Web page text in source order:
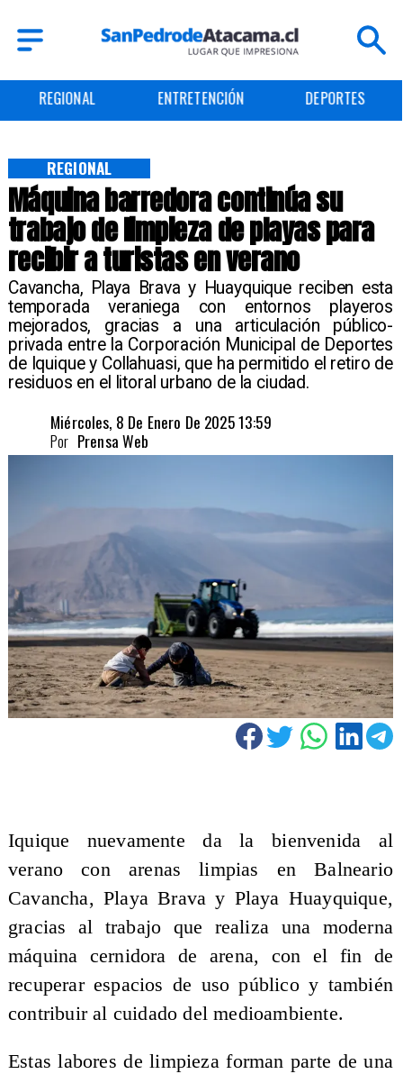
ENTRETENCIÓN DEPORTES CULTURA
Máquina barredora continúa su
trabajo de limpieza de playas para
recibir a turistas en verano
Cavancha, Playa Brava y Huayquique reciben esta
temporada veraniega con entornos playeros
mejorados, gracias a una articulación público-
privada entre la Corporación Municipal de Deportes
de Iquique y Collahuasi, que ha permitido el retiro de
residuos en el litoral urbano de la ciudad. ​
REGIONAL
Miércoles, 8 De Enero De 2025 13:59
Prensa Web
Por
​Iquique nuevamente da la bienvenida al
verano con arenas limpias en Balneario
Cavancha, Playa Brava y Playa Huayquique,
gracias al trabajo que realiza una moderna
máquina cernidora de arena, con el fin de
recuperar espacios de uso público y también
contribuir al cuidado del medioambiente.
Estas labores de limpieza forman parte de una